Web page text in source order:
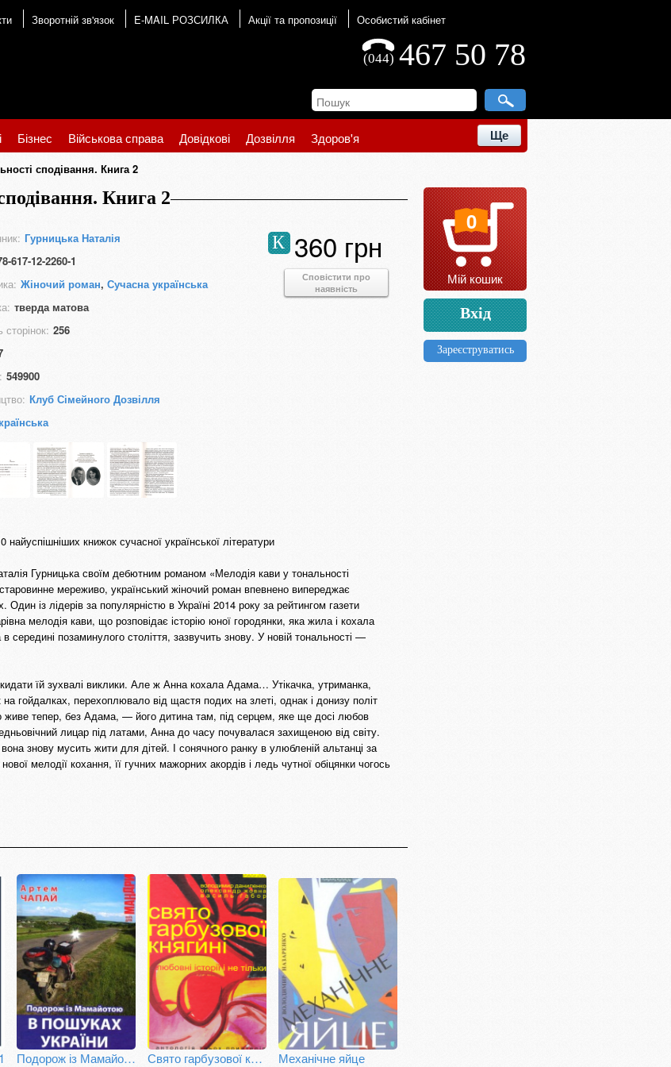
Зворотній зв'язок E-MAIL РОЗСИЛКА Акції та пропозиції Особистий кабінет
467 50 78
(044)
Бізнес Військова справа Довідкові Дозвілля Здоров'я Ще
сподівання. Книга 2
Книга 2
Гурницька Наталія
617-12-2260-1
Жіночий роман, Сучасна українська
тверда матова
сторінок: 256
549900
Клуб Сімейного Дозвілля
360 грн
К
Сповістити про
наявність
книжок сучасної української літератури
Гурницька своїм дебютним романом «Мелодія кави у тональності
мереживо, український жіночий роман впевнено випереджає
із лідерів за популярністю в Україні 2014 року за рейтингом газети
мелодія кави, що розповідає історію юної городянки, яка жила і кохала
середині позаминулого століття, зазвучить знову. У новій тональності —
їй зухвалі виклики. Але ж Анна кохала Адама… Утікачка, утриманка,
гойдалках, перехоплювало від щастя подих на злеті, однак і донизу політ
тепер, без Адама, — його дитина там, під серцем, яке ще досі любов
лицар під латами, Анна до часу почувалася захищеною від світу.
знову мусить жити для дітей. І сонячного ранку в улюбленій альтанці за
мелодії кохання, її гучних мажорних акордів і ледь чутної обіцянки чогось
Подорож із Мамайотою. В пошуках України Свято гарбузової княгині Механічне яйце
0
Мій кошик
Вхід
Зареєструватись